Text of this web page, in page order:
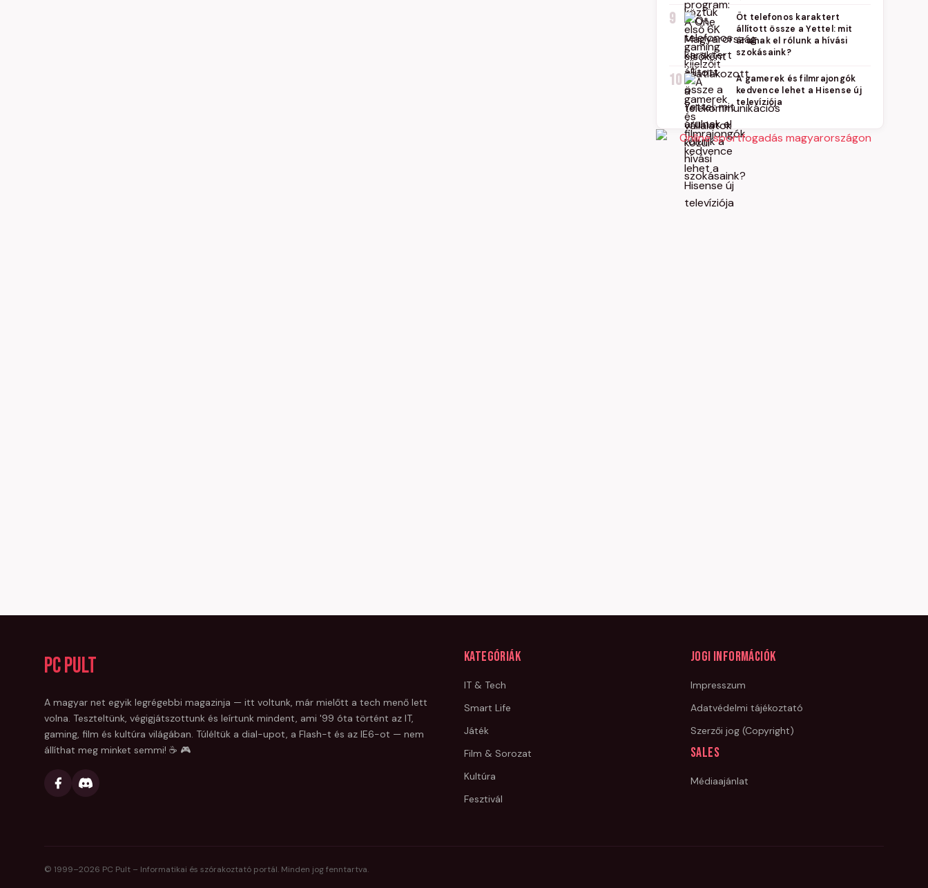
9
Öt telefonos karaktert
állított össze a Yettel: mit
árulnak el rólunk a hívási
szokásaink?
10
A gamerek és filmrajongók
kedvence lehet a Hisense új
televíziója
PC Pult
A magyar net egyik legrégebbi magazinja — itt voltunk, már mielőtt a tech menő lett
volna. Teszteltünk, végigjátszottunk és leírtunk mindent, ami '99 óta történt az IT,
gaming, film és kultúra világában. Túléltük a dial-upot, a Flash-t és az IE6-ot — nem
állíthat meg minket semmi! ☕ 🎮
Kategóriák
IT & Tech
Smart Life
Játék
Film & Sorozat
Kultúra
Fesztivál
Jogi információk
Impresszum
Adatvédelmi tájékoztató
Szerzői jog (Copyright)
Sales
Médiaajánlat
© 1999–2026 PC Pult – Informatikai és szórakoztató portál. Minden jog fenntartva.